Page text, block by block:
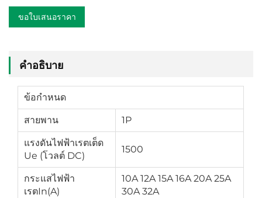
ขอใบเสนอราคา
คำอธิบาย
ข้อกำหนด
สายพาน 1P
แรงดันไฟฟ้าเรตเต็ด
Ue (โวลต์ DC)
1500
กระแสไฟฟ้า
เรตIn(A)
10A 12A 15A 16A 20A 25A
30A 32A